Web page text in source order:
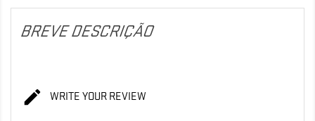
BREVE DESCRIÇÃO
 WRITE YOUR REVIEW